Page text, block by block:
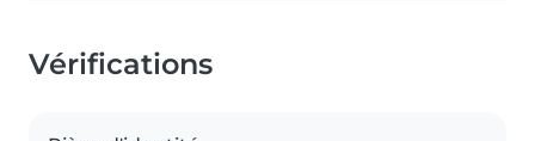
Vérifications